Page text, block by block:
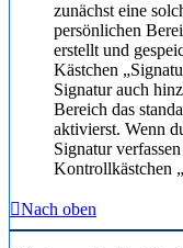
zunächst eine
persönlichen
erstellt und
Kästchen
Signatur auch
Bereich das
aktivierst. Wenn
Signatur
Kontrollkästchen
Nach oben